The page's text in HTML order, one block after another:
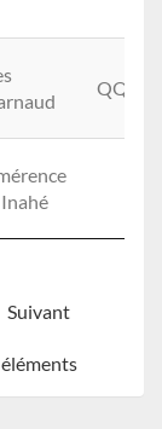
QQQ
Suivant